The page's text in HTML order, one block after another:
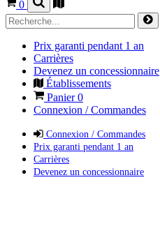
0
Prix garanti pendant 1 an
Carrières
Devenez un concessionnaire
Établissements
Panier0
Connexion / Commandes
Connexion / Commandes
Prix garanti pendant 1 an
Carrières
Devenez un concessionnaire